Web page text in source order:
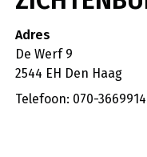
Adres
De Werf 9
2544 EH Den Haag
Telefoon: 070-3669914